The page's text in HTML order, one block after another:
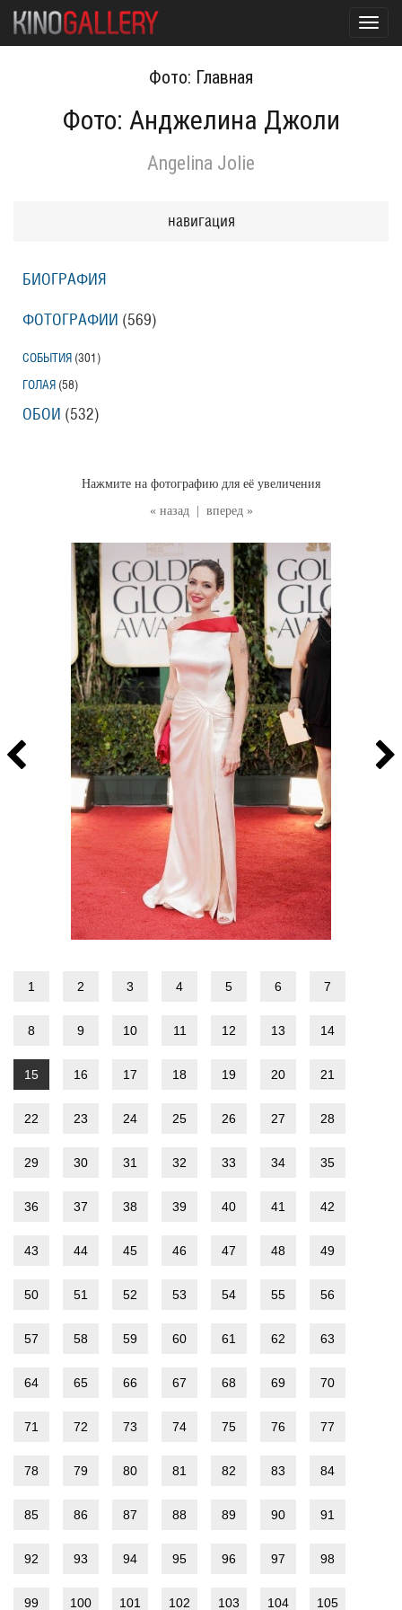
Фото: Главная
Фото: Анджелина Джоли
Angelina Jolie
« назад вперед »
Нажмите на фотографию для её увеличения
1 2 3 4 5 6 7
8 9 10 11 12 13 14
15 16 17 18 19 20 21
22 23 24 25 26 27 28
29 30 31 32 33 34 35
36 37 38 39 40 41 42
43 44 45 46 47 48 49
50 51 52 53 54 55 56
57 58 59 60 61 62 63
64 65 66 67 68 69 70
71 72 73 74 75 76 77
78 79 80 81 82 83 84
85 86 87 88 89 90 91
92 93 94 95 96 97 98
99 100 101 102 103 104 105
навигация
БИОГРАФИЯ
ФОТОГРАФИИ (569)
СОБЫТИЯ (301 )
ГОЛАЯ (58)
ОБОИ (532)